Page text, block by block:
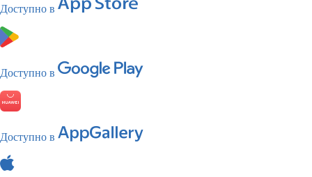
Доступно в
Доступно в
Доступно в